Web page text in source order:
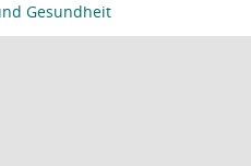
Gesundheit